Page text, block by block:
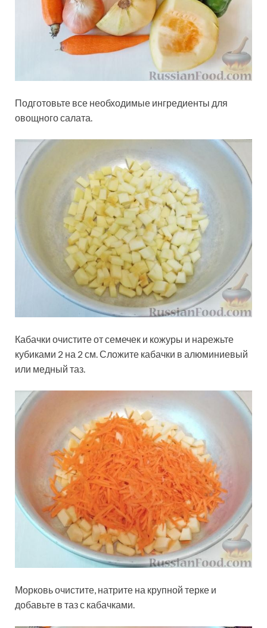
Подготовьте все необходимые ингредиенты для
овощного салата.
Кабачки очистите от семечек и кожуры и нарежьте
кубиками 2 на 2 см. Сложите кабачки в алюминиевый
или медный таз.
Морковь очистите, натрите на крупной терке и
добавьте в таз с кабачками.